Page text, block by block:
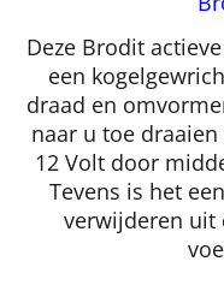
Deze Brodit
een
draad en
naar u toe
12 Volt door
Tevens is het
verwijderen uit